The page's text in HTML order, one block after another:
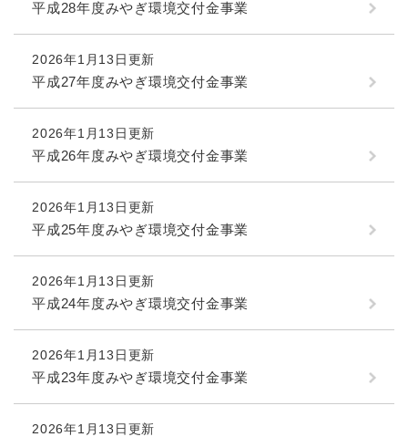
平成28年度みやぎ環境交付金事業
2026年1月13日更新
平成27年度みやぎ環境交付金事業
2026年1月13日更新
平成26年度みやぎ環境交付金事業
2026年1月13日更新
平成25年度みやぎ環境交付金事業
2026年1月13日更新
平成24年度みやぎ環境交付金事業
2026年1月13日更新
平成23年度みやぎ環境交付金事業
2026年1月13日更新